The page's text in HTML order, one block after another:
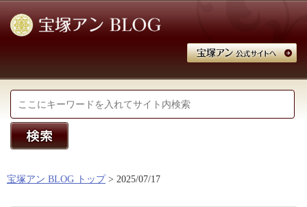
宝塚アン BLOG トップ > 2025/07/17